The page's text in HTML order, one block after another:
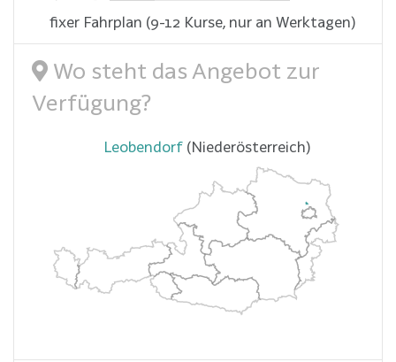
fixer Fahrplan (9-12 Kurse, nur an Werktagen)
Wo steht das Angebot zur
Verfügung?
Leobendorf (Niederösterreich)